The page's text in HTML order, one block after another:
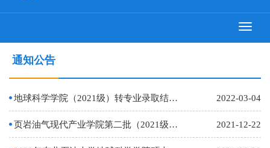
通知公告
地球科学学院（2021级）转专业录取结果公示 2022-03-04
页岩油气现代产业学院第二批（2021级）招生通知 2021-12-22